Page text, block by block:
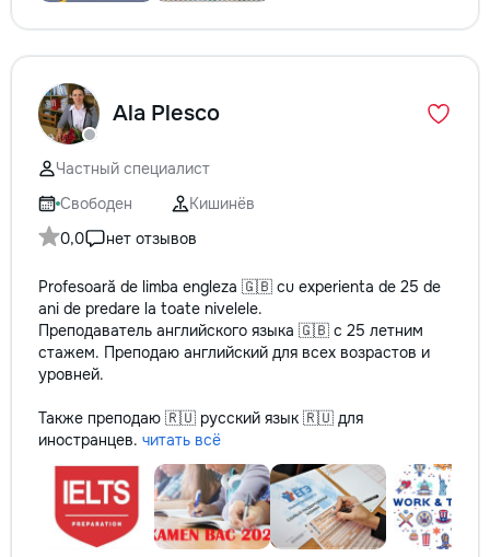
Ala Plesco
Частный специалист
Свободен
Кишинёв
0,0
нет отзывов
Profesoară de limba engleza 🇬🇧 cu experienta de 25 de
ani de predare la toate nivelele.
Преподаватель английского языка 🇬🇧 с 25 летним
стажем. Преподаю английский для всех возрастов и
уровней.
Также преподаю 🇷🇺 русский язык 🇷🇺 для
иностранцев. читать всё